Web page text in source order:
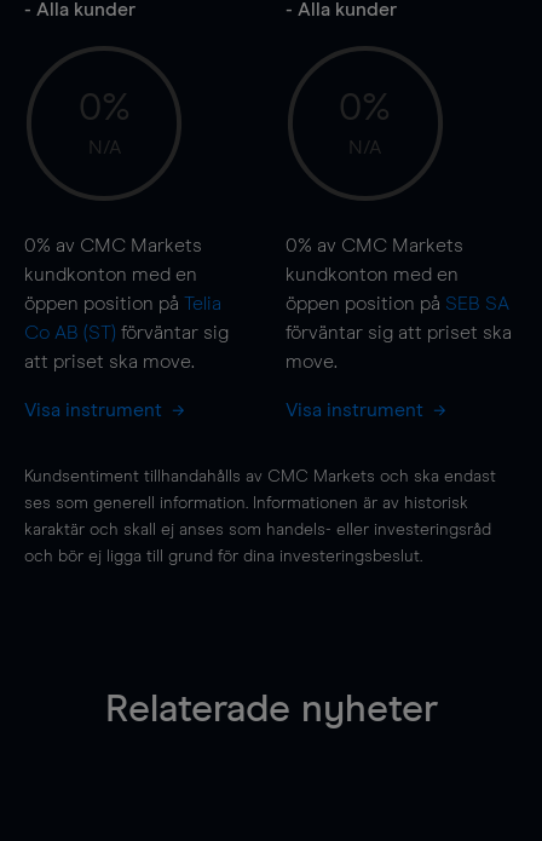
- Alla kunder
0%
N/A
0% av CMC Markets
kundkonton med en
öppen position på Telia
Co AB (ST) förväntar sig
att priset ska move.
Visa instrument
- Alla kunder
0%
N/A
0% av CMC Markets
kundkonton med en
öppen position på SEB SA
förväntar sig att priset ska
move.
Visa instrument
Kundsentiment tillhandahålls av CMC Markets och ska endast
ses som generell information. Informationen är av historisk
karaktär och skall ej anses som handels- eller investeringsråd
och bör ej ligga till grund för dina investeringsbeslut.
Relaterade nyheter